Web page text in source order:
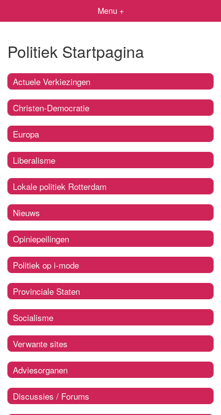
Menu +
Politiek Startpagina
Actuele Verkiezingen
Christen-Democratie
Europa
Liberalisme
Lokale politiek Rotterdam
Nieuws
Opiniepeilingen
Politiek op i-mode
Provinciale Staten
Socialisme
Verwante sites
Adviesorganen
Discussies / Forums